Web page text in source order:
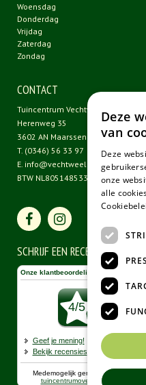
Woensdag
Donderdag
Vrijdag
Zaterdag
Zondag
CONTACT
Tuincentrum Vechtweelde
Herenweg 35
3602 AN Maarssen
T. (0346) 56 33 97
E. info@vechtweelde.nl
BTW NL805148533B01
SCHRIJF EEN RECENSIE
Deze
van
Deze
onze
alle